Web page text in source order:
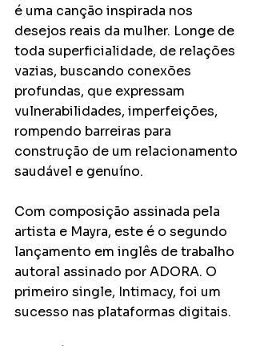
é uma canção inspirada nos
desejos reais da mulher. Longe de
toda superficialidade, de relações
vazias, buscando conexões
profundas, que expressam
vulnerabilidades, imperfeições,
rompendo barreiras para
construção de um relacionamento
saudável e genuíno.
Com composição assinada pela
artista e Mayra, este é o segundo
lançamento em inglês de trabalho
autoral assinado por ADORA. O
primeiro single, Intimacy, foi um
sucesso nas plataformas digitais.